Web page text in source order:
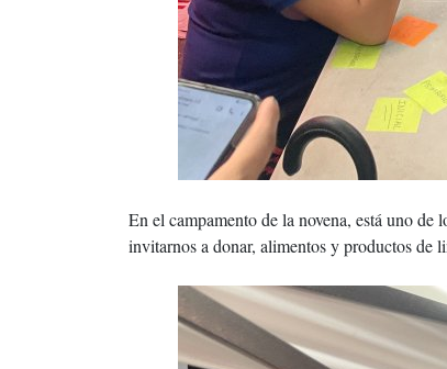
En el campamento de la novena, está uno
invitarnos a donar, alimentos y productos de